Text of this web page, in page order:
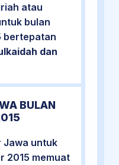
atau
bulan
bertepatan
dan
BULAN
Jawa untuk
2015 memuat